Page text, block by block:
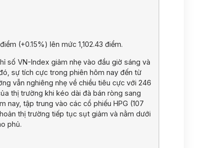
(+0.15%) lên mức 1,102.43 điểm.
số VN-Index giảm nhẹ vào đầu giờ sáng và
sự tích cực trong phiên hôm nay đến từ
vẫn nghiêng nhẹ về chiều tiêu cực với 246
thị trường khi kéo dài đà bán ròng sang
nay, tập trung vào các cổ phiếu HPG (107
thị trường tiếp tục sụt giảm và nằm dưới
phủ.